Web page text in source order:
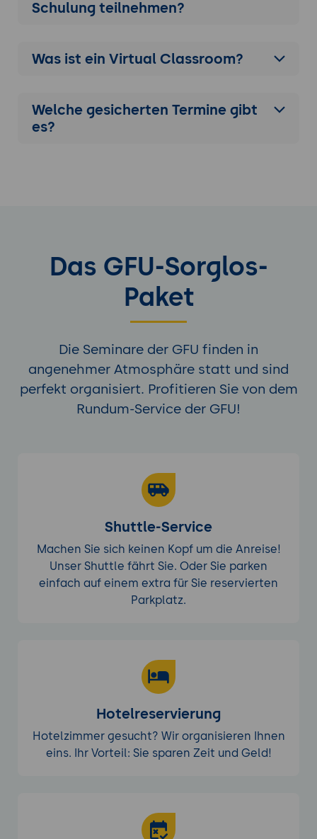
Schulung teilnehmen?
Was ist ein Virtual Classroom?
Welche gesicherten Termine gibt
es?
Das GFU-Sorglos-
Paket
Die Seminare der GFU finden in
angenehmer Atmosphäre statt und sind
perfekt organisiert. Profitieren Sie von dem
Rundum-Service der GFU!
Shuttle-Service
Machen Sie sich keinen Kopf um die Anreise!
Unser Shuttle fährt Sie. Oder Sie parken
einfach auf einem extra für Sie reservierten
Parkplatz.
Hotelreservierung
Hotelzimmer gesucht? Wir organisieren Ihnen
eins. Ihr Vorteil: Sie sparen Zeit und Geld!